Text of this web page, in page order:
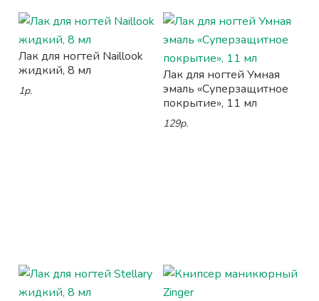
Лак для ногтей Naillook
жидкий, 8 мл
1р.
Лак для ногтей Умная
эмаль «Суперзащитное
покрытие», 11 мл
129р.